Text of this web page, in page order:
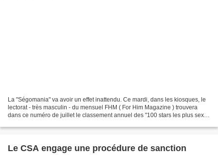
La "Ségomania" va avoir un effet inattendu. Ce mardi, dans les kiosques, le
lectorat - très masculin - du mensuel FHM ( For Him Magazine ) trouvera
dans ce numéro de juillet le classement annuel des "100 stars les plus sexy".
Le CSA engage une procédure de sanction